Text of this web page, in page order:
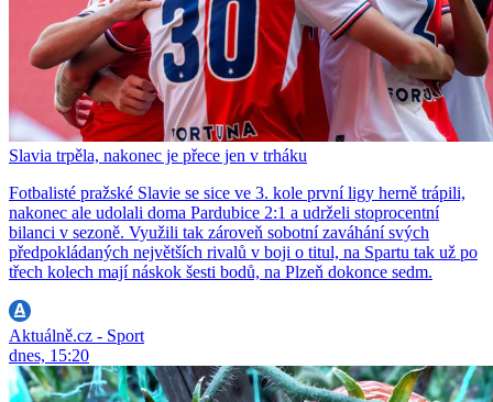
Slavia trpěla, nakonec je přece jen v trháku
Fotbalisté pražské Slavie se sice ve 3. kole první ligy herně trápili,
nakonec ale udolali doma Pardubice 2:1 a udrželi stoprocentní
bilanci v sezoně. Využili tak zároveň sobotní zaváhání svých
předpokládaných největších rivalů v boji o titul, na Spartu tak už po
třech kolech mají náskok šesti bodů, na Plzeň dokonce sedm.
Aktuálně.cz - Sport
dnes, 15:20